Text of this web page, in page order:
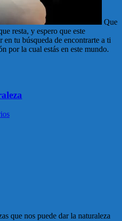
Que
resta, y espero que este
en tu búsqueda de encontrarte a ti
por la cual estás en este mundo.
que nos puede dar la naturaleza